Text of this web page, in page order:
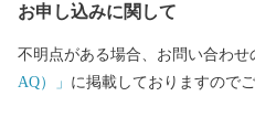
お申し込みに関して
不明点がある場合、お問い合わせ
AQ）」 に掲載しておりますので